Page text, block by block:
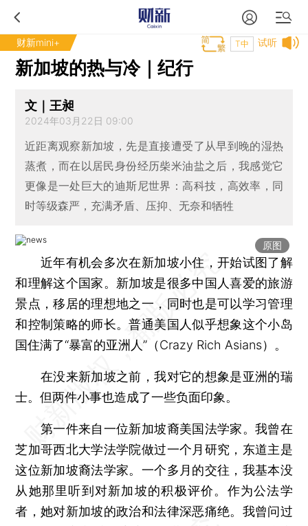
财新mini+ 试听
T中
新加坡的热与冷｜纪行
文｜王昶
2024年03月22日 09:00
近距离观察新加坡，先是直接遭受了从早到晚的湿热
蒸煮，而在以居民身份经历柴米油盐之后，我感觉它
更像是一处巨大的迪斯尼世界：高科技，高效率，同
时等级森严，充满矛盾、压抑、无奈和牺牲
原图
近年有机会多次在新加坡小住，开始试图了解
和理解这个国家。新加坡是很多中国人喜爱的旅游
景点，移居的理想地之一，同时也是可以学习管理
和控制策略的师长。普通美国人似乎想象这个小岛
国住满了“暴富的亚洲人”（Crazy Rich Asians）。
在没来新加坡之前，我对它的想象是亚洲的瑞
士。但两件小事也造成了一些负面印象。
第一件来自一位新加坡裔美国法学家。我曾在
芝加哥西北大学法学院做过一个月研究，东道主是
这位新加坡裔法学家。一个多月的交往，我基本没
从她那里听到对新加坡的积极评价。作为公法学
者，她对新加坡的政治和法律深恶痛绝。我曾问过